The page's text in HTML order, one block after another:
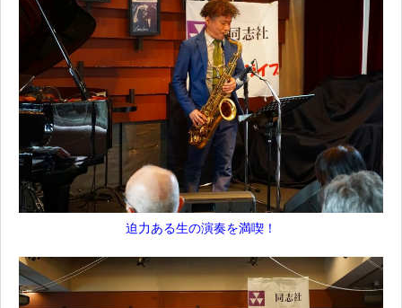
迫力ある生の演奏を満喫！